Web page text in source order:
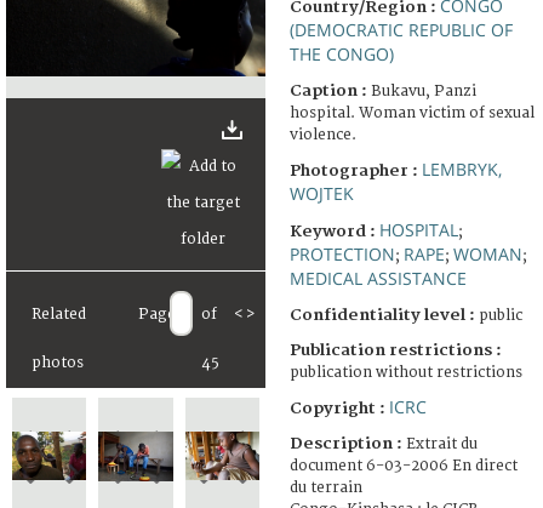
Related
photos
Page of
45
< >
Country/Region : CONGO
(DEMOCRATIC REPUBLIC OF
THE CONGO)
Caption : Bukavu, Panzi
hospital. Woman victim of sexual
violence.
Photographer : LEMBRYK,
WOJTEK
Keyword : HOSPITAL ;
PROTECTION; RAPE; WOMAN;
MEDICAL ASSISTANCE
Confidentiality level : public
Publication restrictions :
publication without restrictions
Copyright : ICRC
Description : Extrait du
document 6-03-2006 En direct
du terrain